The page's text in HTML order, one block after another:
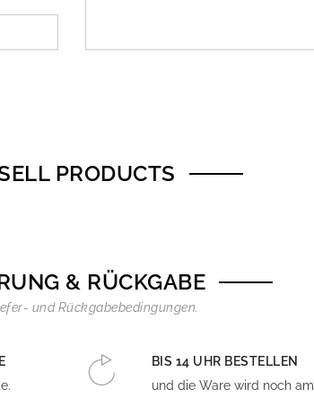
PRODUCTS
& RÜCKGABE
und Rückgabebedingungen.
BIS 14 UHR BESTELLEN
und die Ware wird noch am